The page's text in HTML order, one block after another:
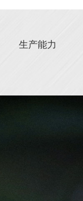
生产能力